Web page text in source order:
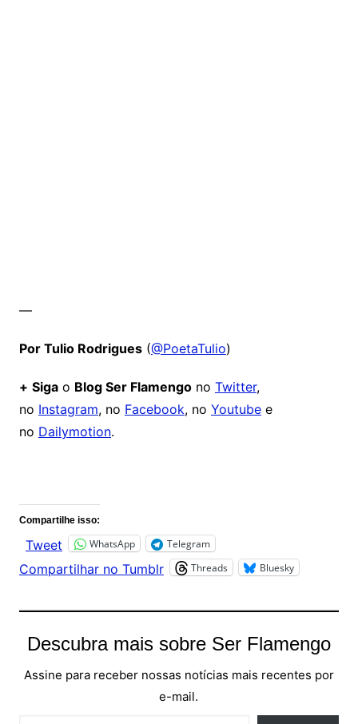
—
Por Tulio Rodrigues(@PoetaTulio)
+ Sigao Blog Ser Flamengono Twitter,
no Instagram, no Facebook, no Youtubee
no Dailymotion.
Compartilhe isso:
Tweet WhatsApp Telegram
Compartilhar no Tumblr Threads Bluesky
Descubra mais sobre Ser Flamengo
Assine para receber nossas notícias mais recentes por
e-mail.